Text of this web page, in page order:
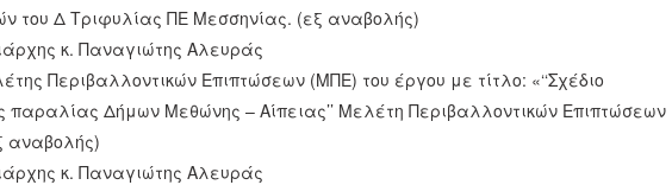
του Δ Τριφυλίας ΠΕ Μεσσηνίας. (εξ αναβολής)
κ. Παναγιώτης Αλευράς
Περιβαλλοντικών Επιπτώσεων (ΜΠΕ) του έργου με τίτλο: «‘‘Σχέδιο
παραλίας Δήμων Μεθώνης – Αίπειας’’ Μελέτη Περιβαλλοντικών Επιπτώσεων
αναβολής)
κ. Παναγιώτης Αλευράς